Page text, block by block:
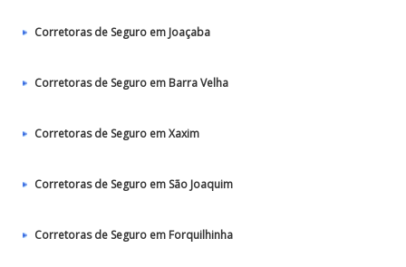
Corretoras de Seguro em Joaçaba
Corretoras de Seguro em Barra Velha
Corretoras de Seguro em Xaxim
Corretoras de Seguro em São Joaquim
Corretoras de Seguro em Forquilhinha